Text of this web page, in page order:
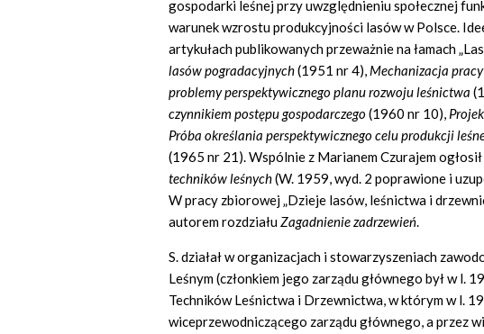
gospodarki leśnej przy uwzględnieniu społecznej
warunek wzrostu produkcyjności lasów w Polsce.
artykułach publikowanych przeważnie na łamach
lasów pogradacyjnych(1951 nr 4), Mechanizacja
problemy perspektywicznego planu rozwoju leśnictwa
czynnikiem postępu gospodarczego(1960 nr 10),
Próba określania perspektywicznego celu produkcji
(1965 nr 21). Wspólnie z Marianem Czurajem ogłosił
techników leśnych(W. 1959, wyd. 2 poprawione i
W pracy zbiorowej „Dzieje lasów, leśnictwa i
autorem rozdziałuZagadnienie zadrzewień.
S. działał w organizacjach i stowarzyszeniach
Leśnym (członkiem jego zarządu głównego był w l.
Techników Leśnictwa i Drzewnictwa, w którym w l.
wiceprzewodniczącego zarządu głównego, a przez